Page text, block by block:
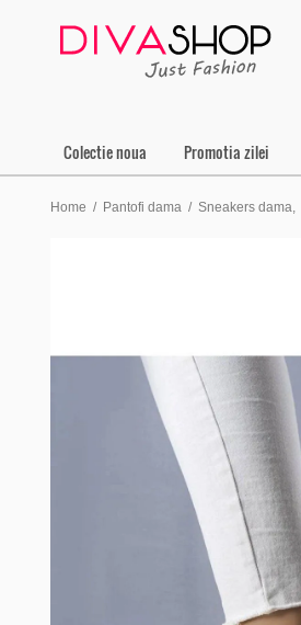
Colectie noua Promotia zilei
Home / Pantofi dama / Sneakers dama,